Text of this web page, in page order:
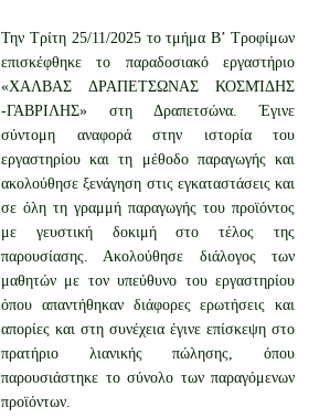
Την Τρίτη 25/11/2025 το τμήμα Β’ Τροφίμων
επισκέφθηκε το παραδοσιακό εργαστήριο
«ΧΑΛΒΑΣ ΔΡΑΠΕΤΣΩΝΑΣ ΚΟΣΜΊΔΗΣ
-ΓΑΒΡΙΛΗΣ» στη Δραπετσώνα. Έγινε
σύντομη αναφορά στην ιστορία του
εργαστηρίου και τη μέθοδο παραγωγής και
ακολούθησε ξενάγηση στις εγκαταστάσεις και
σε όλη τη γραμμή παραγωγής του προϊόντος
με γευστική δοκιμή στο τέλος της
παρουσίασης. Ακολούθησε διάλογος των
μαθητών με τον υπεύθυνο του εργαστηρίου
όπου απαντήθηκαν διάφορες ερωτήσεις και
απορίες και στη συνέχεια έγινε επίσκεψη στο
πρατήριο λιανικής πώλησης, όπου
παρουσιάστηκε το σύνολο των παραγόμενων
προϊόντων.